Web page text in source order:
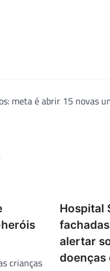
meta é abrir 15 novas
crianças
Hospital
alertar
doenças